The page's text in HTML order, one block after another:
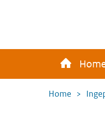
de
Main
Home